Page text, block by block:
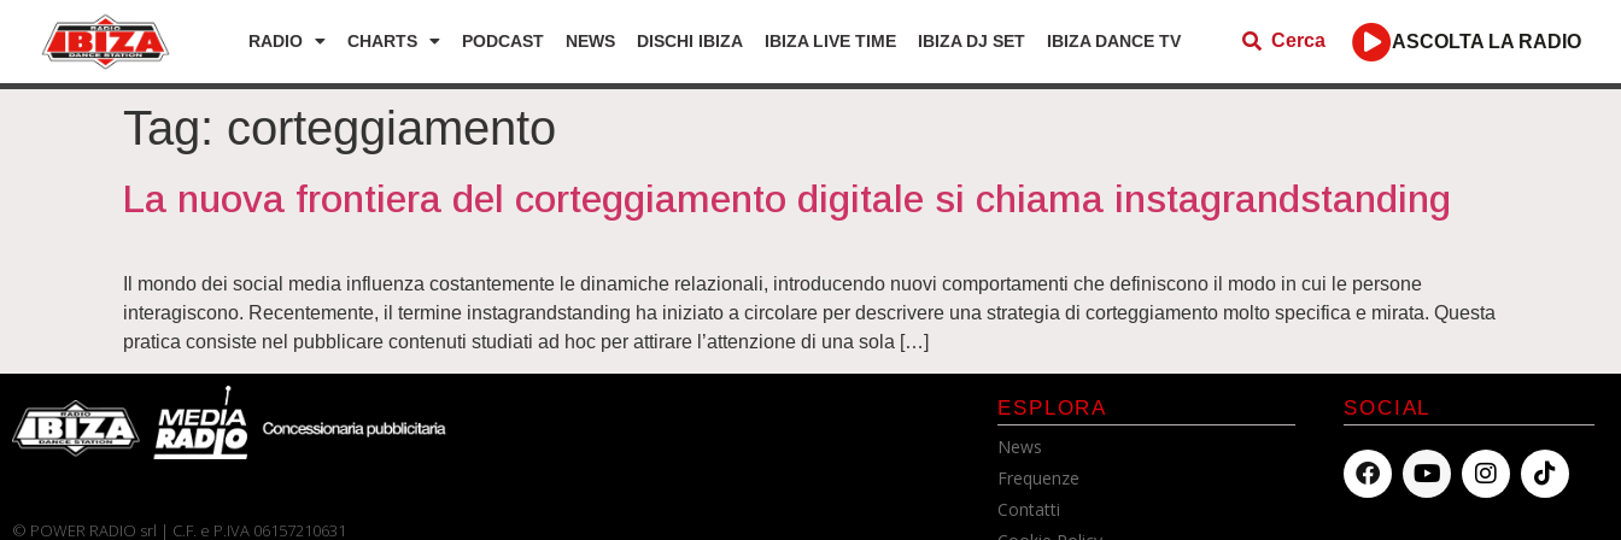
RADIO CHARTS PODCAST NEWS DISCHI IBIZA IBIZA LIVE TIME IBIZA DJ SET IBIZA DANCE TV Cerca ASCOLTA LA RADIO
Tag: corteggiamento
La nuova frontiera del corteggiamento digitale si chiama instagrandstanding
Il mondo dei social media influenza costantemente le dinamiche relazionali, introducendo nuovi comportamenti che definiscono il modo in cui le persone
interagiscono. Recentemente, il termine instagrandstanding ha iniziato a circolare per descrivere una strategia di corteggiamento molto specifica e mirata. Questa
pratica consiste nel pubblicare contenuti studiati ad hoc per attirare l’attenzione di una sola […]
© POWER RADIO srl | C.F. e P.IVA 06157210631
ESPLORA
News
Frequenze
Contatti
SOCIAL